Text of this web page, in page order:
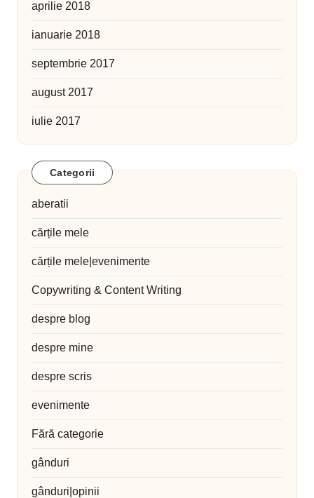
aprilie 2018
ianuarie 2018
septembrie 2017
august 2017
iulie 2017
Categorii
aberatii
cărțile mele
cărțile mele|evenimente
Copywriting & Content Writing
despre blog
despre mine
despre scris
evenimente
Fără categorie
gânduri
gânduri|opinii